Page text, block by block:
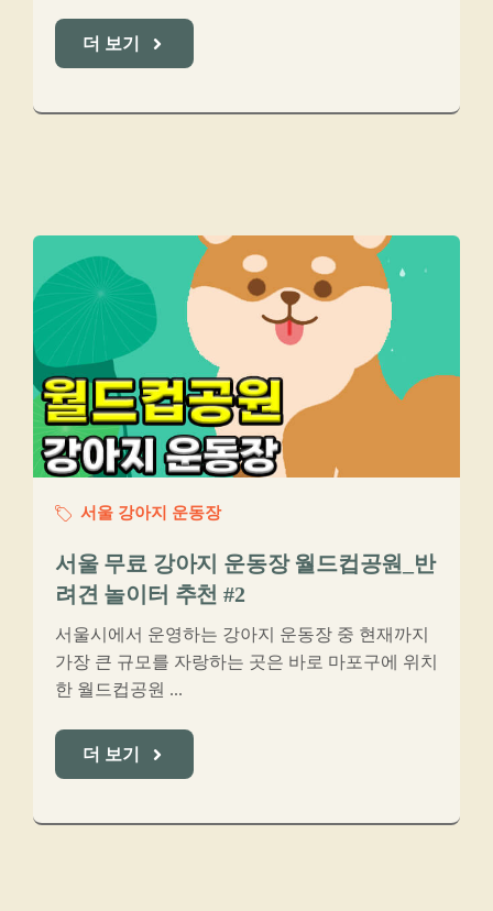
더 보기
서울 강아지 운동장
서울 무료 강아지 운동장 월드컵공원_반
려견 놀이터 추천 #2
서울시에서 운영하는 강아지 운동장 중 현재까지
가장 큰 규모를 자랑하는 곳은 바로 마포구에 위치
한 월드컵공원 ...
더 보기